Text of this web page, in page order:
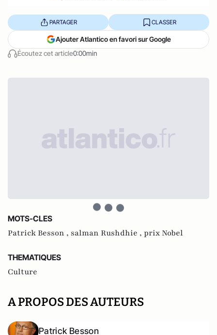
Écoutez cet article0:00min
PARTAGER CLASSER
Ajouter Atlantico en favori sur Google
MOTS-CLES
Patrick Besson , salman Rushdhie , prix Nobel
THEMATIQUES
Culture
A PROPOS DES AUTEURS
Patrick Besson